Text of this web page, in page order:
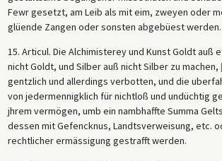
Fewr gesetzt, am Leib als mit eim, zweyen oder
glüende Zangen oder sonsten abgebüest werden.
15. Articul. Die Alchimisterey und Kunst Goldt auß
nicht Goldt, und Silber auß nicht Silber zu machen,
gentzlich und allerdings verbotten, und die
von jedermennigklich für nichtloß und undüchtig
jhrem vermögen, umb ein nambhaffte Summa
dessen mit Gefencknus, Landtsverweisung, etc.
rechtlicher ermässigung gestrafft werden.